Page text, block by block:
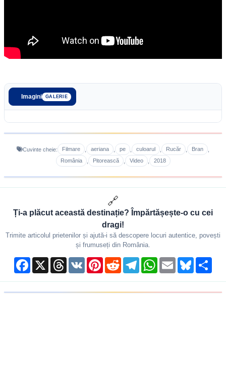
Imagini GALERIE
Cuvinte cheie: Filmare aeriana pe culoarul Rucăr Bran
România
Pitorească Video 2018
🔗
Ți-a plăcut această destinație? Împărtășește-o cu cei
dragi!
Trimite articolul prietenilor și ajută-i să descopere locuri autentice, povești
și frumuseți din România.
Facebook
X ThreadsVK PinterestReddit TelegramWhatsApp
Email Bluesky